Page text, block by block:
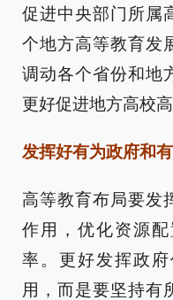
促进中央部门所属
个地方高等教育发
调动各个省份和地
更好促进地方高校高
发挥好有为政府和
高等教育布局要发
作用，优化资源
率。更好发挥政
用，而是要坚持有